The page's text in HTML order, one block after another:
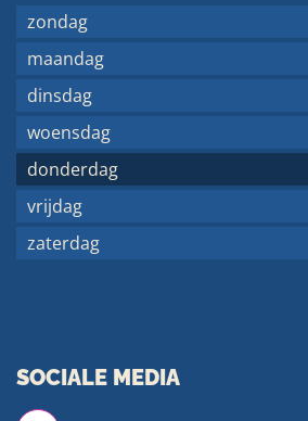
zondag
maandag
dinsdag
woensdag
donderdag
vrijdag
zaterdag
SOCIALE MEDIA